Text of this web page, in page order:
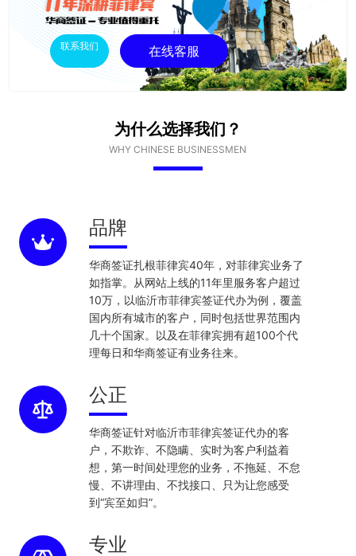
联系我们 在线客服
为什么选择我们？
WHY CHINESE BUSINESSMEN
品牌
华商签证扎根菲律宾40年，对菲律宾业务了
如指掌。从网站上线的11年里服务客户超过
10万，以临沂市菲律宾签证代办为例，覆盖
国内所有城市的客户，同时包括世界范围内
几十个国家。以及在菲律宾拥有超100个代
理每日和华商签证有业务往来。
公正
华商签证针对临沂市菲律宾签证代办的客
户，不欺诈、不隐瞒、实时为客户利益着
想，第一时间处理您的业务，不拖延、不怠
慢、不讲理由、不找接口、只为让您感受
到“宾至如归”。
专业